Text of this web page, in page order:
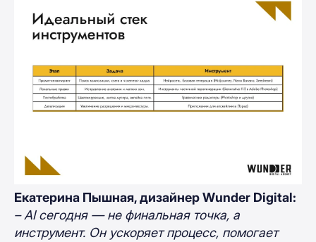
Екатерина Пышная, дизайнер Wunder Digital:
– AI сегодня — не финальная точка, а
инструмент. Он ускоряет процесс, помогает